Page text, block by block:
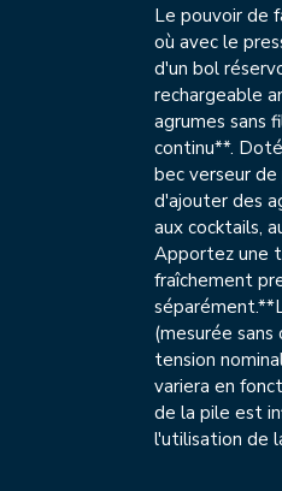
Le pouvoir de
où avec le
d'un bol
rechargeable
agrumes sans
continu**.
bec verseur
d'ajouter des
aux cocktails,
Apportez une
fraîchement
(mesurée
tension
variera en
de la pile est
l'utilisation de